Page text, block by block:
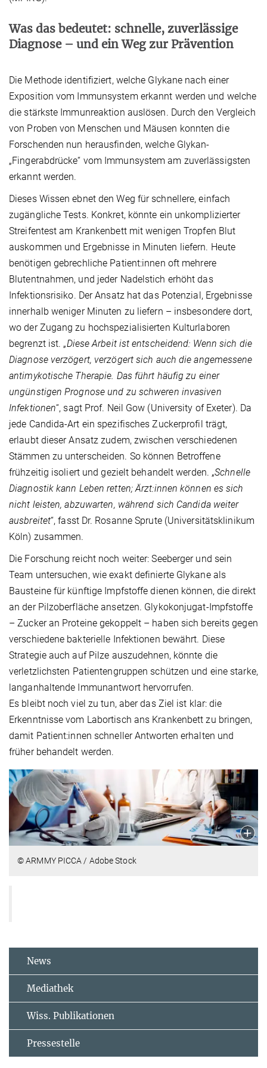
Was das bedeutet: schnelle, zuverlässige
Diagnose – und ein Weg zur Prävention
Die Methode identifiziert, welche Glykane nach einer
Exposition vom Immunsystem erkannt werden und welche
die stärkste Immunreaktion auslösen. Durch den Vergleich
von Proben von Menschen und Mäusen konnten die
Forschenden nun herausfinden, welche Glykan-
„Fingerabdrücke“ vom Immunsystem am zuverlässigsten
erkannt werden.
Dieses Wissen ebnet den Weg für schnellere, einfach
zugängliche Tests. Konkret, könnte ein unkomplizierter
Streifentest am Krankenbett mit wenigen Tropfen Blut
auskommen und Ergebnisse in Minuten liefern. Heute
benötigen gebrechliche Patient:innen oft mehrere
Blutentnahmen, und jeder Nadelstich erhöht das
Infektionsrisiko. Der Ansatz hat das Potenzial, Ergebnisse
innerhalb weniger Minuten zu liefern – insbesondere dort,
wo der Zugang zu hochspezialisierten Kulturlaboren
begrenzt ist. „Diese Arbeit ist entscheidend: Wenn sich die
Diagnose verzögert, verzögert sich auch die angemessene
antimykotische Therapie. Das führt häufig zu einer
ungünstigen Prognose und zu schweren invasiven
Infektionen“, sagt Prof. Neil Gow (University of Exeter). Da
jede Candida-Art ein spezifisches Zuckerprofil trägt,
erlaubt dieser Ansatz zudem, zwischen verschiedenen
Stämmen zu unterscheiden. So können Betroffene
frühzeitig isoliert und gezielt behandelt werden. „Schnelle
Diagnostik kann Leben retten; Ärzt:innen können es sich
nicht leisten, abzuwarten, während sich Candida weiter
ausbreitet“, fasst Dr. Rosanne Sprute (Universitätsklinikum
Köln) zusammen.
Die Forschung reicht noch weiter: Seeberger und sein
Team untersuchen, wie exakt definierte Glykane als
Bausteine für künftige Impfstoffe dienen können, die direkt
an der Pilzoberfläche ansetzen. Glykokonjugat-Impfstoffe
– Zucker an Proteine gekoppelt – haben sich bereits gegen
verschiedene bakterielle Infektionen bewährt. Diese
Strategie auch auf Pilze auszudehnen, könnte die
verletzlichsten Patientengruppen schützen und eine starke,
langanhaltende Immunantwort hervorrufen.
Es bleibt noch viel zu tun, aber das Ziel ist klar: die
Erkenntnisse vom Labortisch ans Krankenbett zu bringen,
damit Patient:innen schneller Antworten erhalten und
früher behandelt werden.
© ARMMY PICCA / Adobe Stock
News
Mediathek
Wiss. Publikationen
Pressestelle